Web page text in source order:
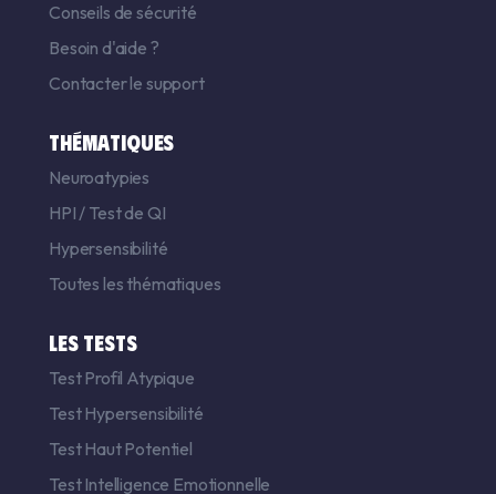
Conseils de sécurité
Besoin d'aide ?
Contacter le support
THÉMATIQUES
Neuroatypies
HPI / Test de QI
Hypersensibilité
Toutes les thématiques
LES TESTS
Test Profil Atypique
Test Hypersensibilité
Test Haut Potentiel
Test Intelligence Emotionnelle